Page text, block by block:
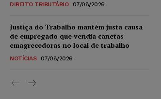
DIREITO TRIBUTÁRIO 07/08/2026
Justiça do Trabalho mantém justa causa
de empregado que vendia canetas
emagrecedoras no local de trabalho
NOTÍCIAS 07/08/2026